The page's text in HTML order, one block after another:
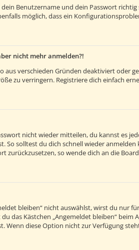
Benutzername und dein Passwort
möglich, dass ein
nicht mehr anmelden?!
verschieden Gründen deaktiviert oder
zu verringern. Registriere dich einfach
nicht wieder mitteilen, du kannst es
So solltest du dich schnell wieder anmelden
zurückzusetzen, so wende dich an die
bleiben“ nicht auswählst, wirst du nur
das Kästchen „Angemeldet bleiben“
Wenn diese Option nicht zur Verfügung